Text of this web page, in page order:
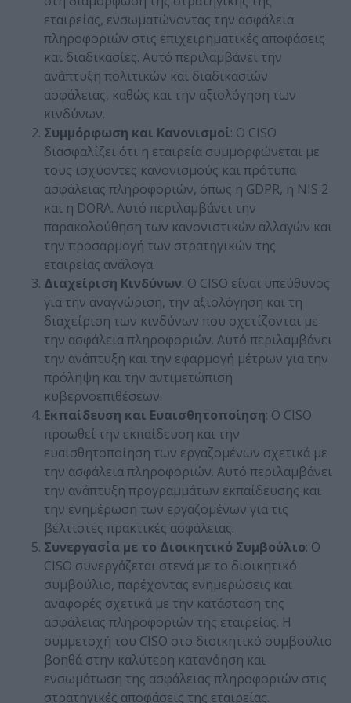
εταιρείας, ενσωματώνοντας την ασφάλεια
πληροφοριών στις επιχειρηματικές αποφάσεις
και διαδικασίες. Αυτό περιλαμβάνει την
ανάπτυξη πολιτικών και διαδικασιών
ασφάλειας, καθώς και την αξιολόγηση των
κινδύνων.
Συμμόρφωση και Κανονισμοί: Ο CISO
διασφαλίζει ότι η εταιρεία συμμορφώνεται με
τους ισχύοντες κανονισμούς και πρότυπα
ασφάλειας πληροφοριών, όπως η GDPR, η NIS 2
και η DORA. Αυτό περιλαμβάνει την
παρακολούθηση των κανονιστικών αλλαγών και
την προσαρμογή των στρατηγικών της
εταιρείας ανάλογα.
Διαχείριση Κινδύνων: Ο CISO είναι υπεύθυνος
για την αναγνώριση, την αξιολόγηση και τη
διαχείριση των κινδύνων που σχετίζονται με
την ασφάλεια πληροφοριών. Αυτό περιλαμβάνει
την ανάπτυξη και την εφαρμογή μέτρων για την
πρόληψη και την αντιμετώπιση
κυβερνοεπιθέσεων.
Εκπαίδευση και Ευαισθητοποίηση: Ο CISO
προωθεί την εκπαίδευση και την
ευαισθητοποίηση των εργαζομένων σχετικά με
την ασφάλεια πληροφοριών. Αυτό περιλαμβάνει
την ανάπτυξη προγραμμάτων εκπαίδευσης και
την ενημέρωση των εργαζομένων για τις
βέλτιστες πρακτικές ασφάλειας.
Συνεργασία με το Διοικητικό Συμβούλιο: Ο
CISO συνεργάζεται στενά με το διοικητικό
συμβούλιο, παρέχοντας ενημερώσεις και
αναφορές σχετικά με την κατάσταση της
ασφάλειας πληροφοριών της εταιρείας. Η
συμμετοχή του CISO στο διοικητικό συμβούλιο
βοηθά στην καλύτερη κατανόηση και
ενσωμάτωση της ασφάλειας πληροφοριών στις
στρατηγικές αποφάσεις της εταιρείας.